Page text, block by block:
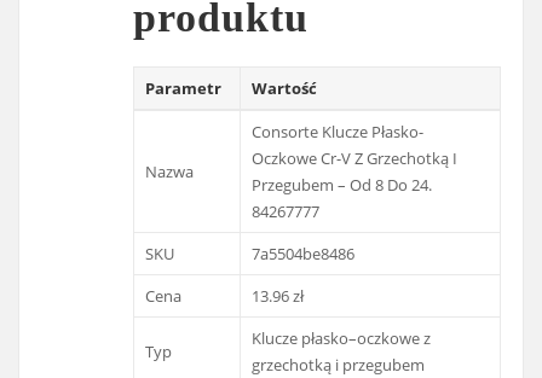
produktu
Parametr Wartość
Nazwa
Consorte Klucze Płasko-
Oczkowe Cr-V Z Grzechotką I
Przegubem – Od 8 Do 24.
84267777
SKU
7a5504be8486
Cena
13.96 zł
Typ
Klucze płasko–oczkowe z
grzechotką i przegubem